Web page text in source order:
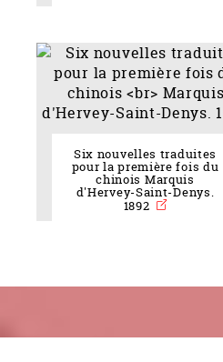
Six nouvelles traduites
pour la première fois du
chinois Marquis
d'Hervey-Saint-Denys.
1892